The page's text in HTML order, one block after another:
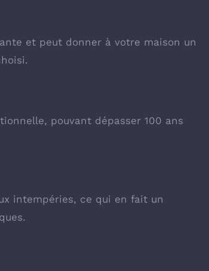
et peut donner à votre maison un
pouvant dépasser 100 ans
intempéries, ce qui en fait un